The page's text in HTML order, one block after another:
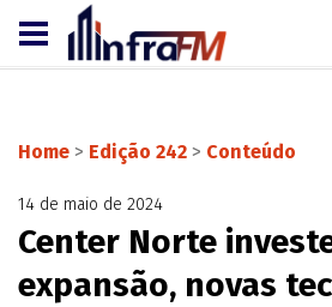
Home > Edição 242 > Conteúdo
14 de maio de 2024
Center Norte
expansão, novas